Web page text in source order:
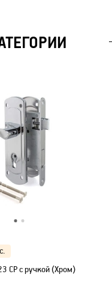
CP с ручкой (Хром)